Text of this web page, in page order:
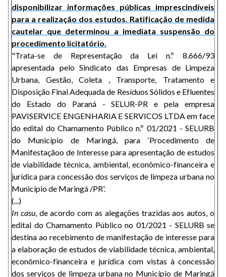
disponibilizar informações públicas imprescindíveis
para a realização dos estudos. Ratificação de medida
cautelar que determinou a imediata suspensão do
procedimento licitatório.
"Trata-se de Representação da Lei n.º 8.666/93
apresentada pelo Sindicato das Empresas de Limpeza
Urbana, Gestão, Coleta , Transporte, Tratamento e
Disposição Final Adequada de Resíduos Sólidos e Efluentes
do Estado do Paraná - SELUR-PR e pela empresa
PAVISERVICE ENGENHARIA E SERVICOS LTDA em face
do edital do Chamamento Público n.º 01/2021 - SELURB
do Município de Maringá, para ‘Procedimento de
Manifestaçãoo de Interesse para apresentação de estudos
de viabilidade técnica, ambiental, econômico-financeira e
jurídica para concessão dos serviços de limpeza urbana no
Município de Maringá /PR'.
(...)
In casu, de acordo com as alegações trazidas aos autos, o
edital do Chamamento Público no 01/2021 - SELURB se
destina ao recebimento de manifestação de interesse para
a elaboração de estudos de viabilidade técnica, ambiental,
econômico-financeira e jurídica com vistas à concessão
dos serviços de limpeza urbana no Município de Maringá